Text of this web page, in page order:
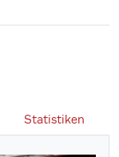
Statistiken